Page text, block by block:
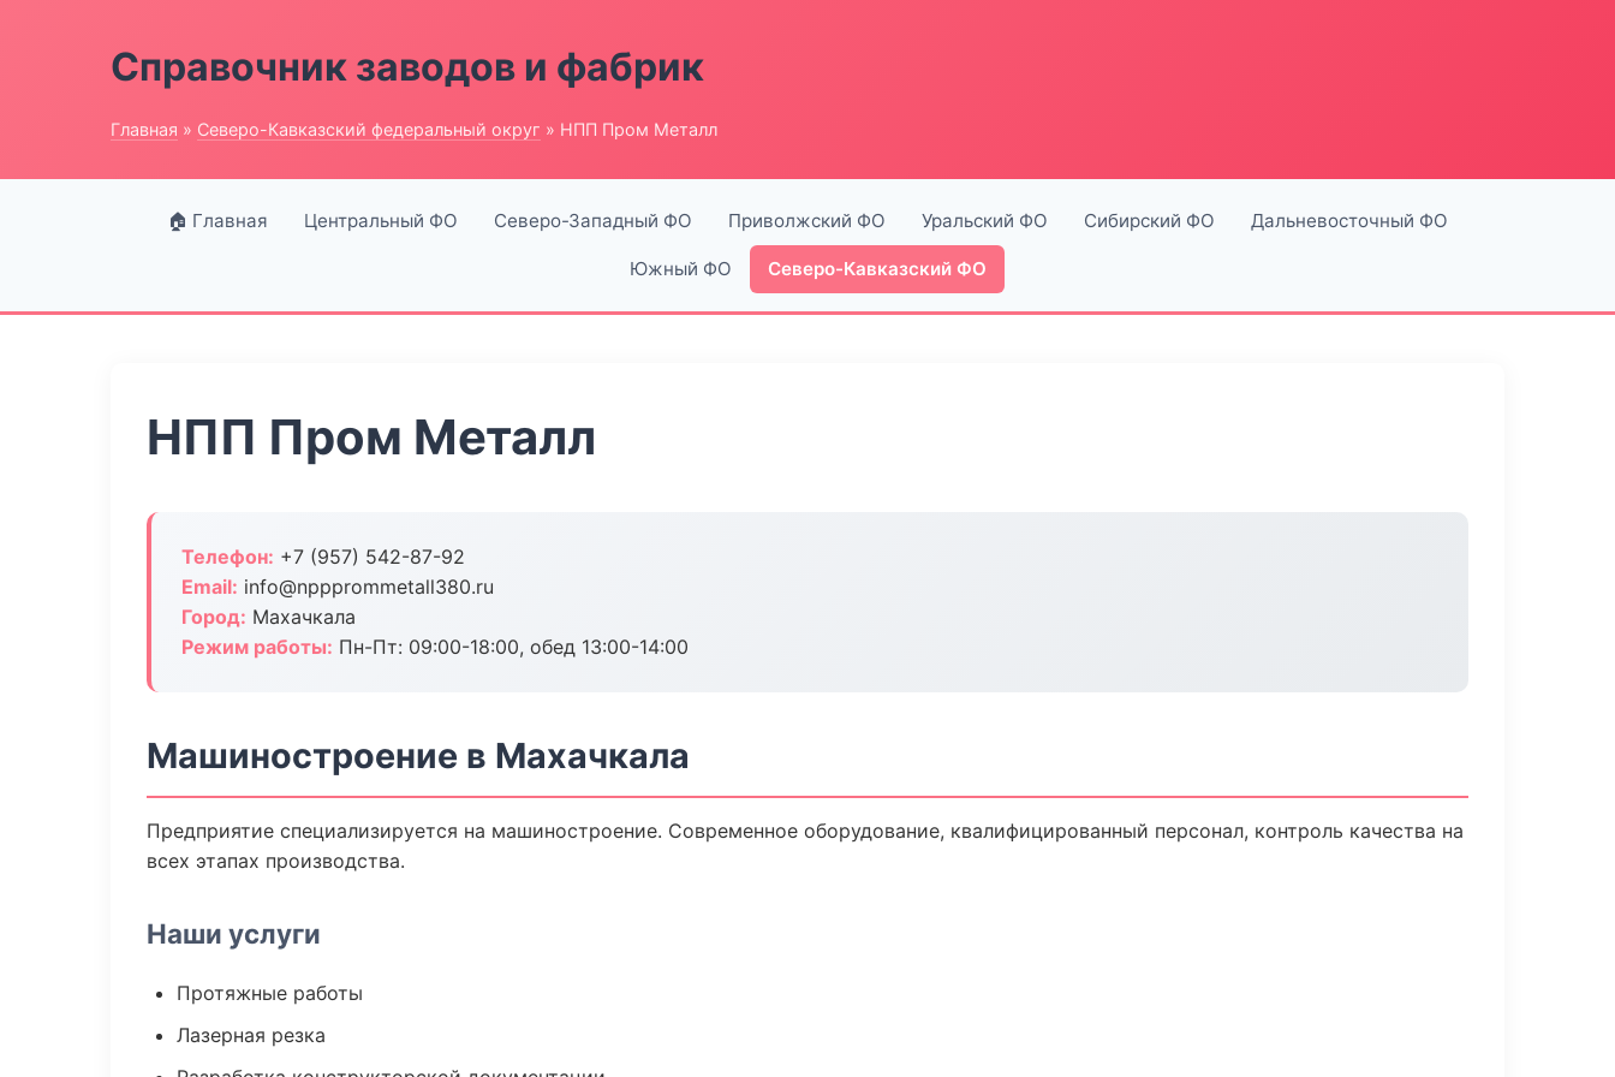
Справочник заводов и фабрик
Главная » Северо-Кавказский федеральный округ » НПП Пром Металл
🏠 Главная Центральный ФО Северо-Западный ФО Приволжский ФО Уральский ФО Сибирский ФО Дальневосточный ФО
Южный ФО Северо-Кавказский ФО
НПП Пром Металл
Телефон: +7 (957) 542-87-92
Email: info@nppprommetall380.ru
Город: Махачкала
Режим работы: Пн-Пт: 09:00-18:00, обед 13:00-14:00
Машиностроение в Махачкала
Предприятие специализируется на машиностроение. Современное оборудование, квалифицированный персонал, контроль качества на
всех этапах производства.
Наши услуги
Протяжные работы
Лазерная резка